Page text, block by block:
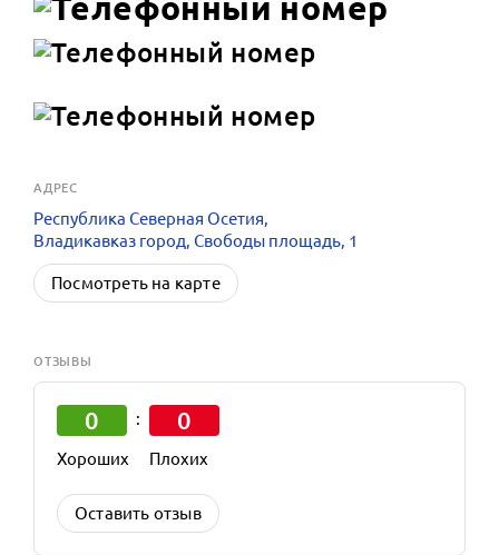
АДРЕС
Республика Северная Осетия,
Владикавказ город, Свободы площадь, 1
Посмотреть на карте
ОТЗЫВЫ
0
Хороших
: 0
Плохих
Оставить отзыв